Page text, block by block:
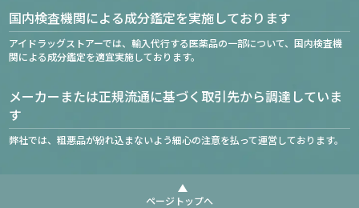
国内検査機関による成分鑑定を実施しております
アイドラッグストアーでは、輸入代行する医薬品の一部について、国内検査機
関による成分鑑定を適宜実施しております。
メーカーまたは正規流通に基づく取引先から調達していま
す
弊社では、粗悪品が紛れ込まないよう細心の注意を払って運営しております。
ページトップへ